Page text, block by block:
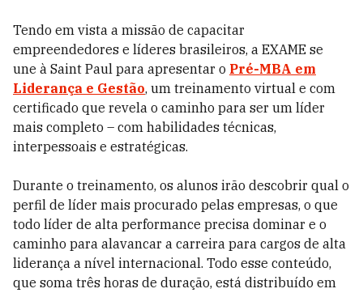
Tendo em vista a missão de capacitar
empreendedores e líderes brasileiros, a EXAME se
une à Saint Paul para apresentar o Pré-MBA em
Liderança e Gestão, um treinamento virtual e com
certificado que revela o caminho para ser um líder
mais completo – com habilidades técnicas,
interpessoais e estratégicas.
Durante o treinamento, os alunos irão descobrir qual o
perfil de líder mais procurado pelas empresas, o que
todo líder de alta performance precisa dominar e o
caminho para alavancar a carreira para cargos de alta
liderança a nível internacional. Todo esse conteúdo,
que soma três horas de duração, está distribuído em